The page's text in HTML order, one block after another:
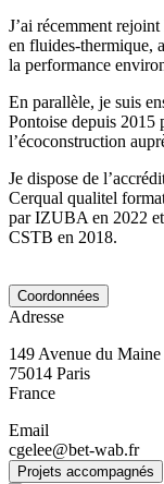
J’ai récemment
en fluides-thermique,
la performance
En parallèle, je suis
Pontoise depuis 2015
l’écoconstruction
Je dispose de
Cerqual qualitel
par IZUBA en 2022
CSTB en 2018.
Coordonnées
Adresse
149 Avenue du Maine
75014 Paris
France
Email
cgelee@bet-wab.fr
Projets accompagnés